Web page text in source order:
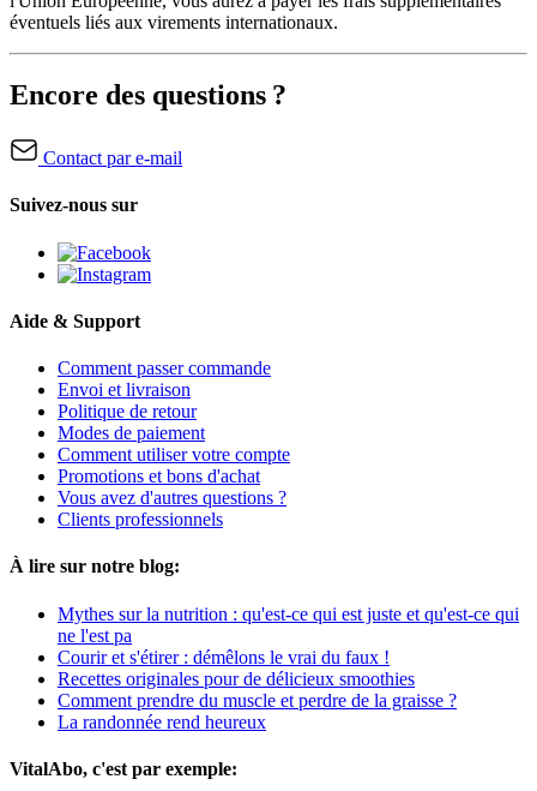
éventuels liés aux virements internationaux.
Encore des questions ?
Contact par e-mail
Suivez-nous sur
Aide & Support
Comment passer commande
Envoi et livraison
Politique de retour
Modes de paiement
Comment utiliser votre compte
Promotions et bons d'achat
Vous avez d'autres questions ?
Clients professionnels
À lire sur notre blog:
Mythes sur la nutrition : qu'est-ce qui est juste et qu'est-ce qui
ne l'est pa
Courir et s'étirer : démêlons le vrai du faux !
Recettes originales pour de délicieux smoothies
Comment prendre du muscle et perdre de la graisse ?
La randonnée rend heureux
VitalAbo, c'est par exemple: